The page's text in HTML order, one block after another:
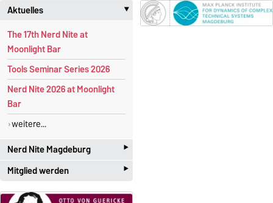
Aktuelles ‣
The 17th Nerd Nite at
Moonlight Bar
Tools Seminar Series 2026
Nerd Nite 2026 at Moonlight
Bar
weitere...
Nerd Nite Magdeburg
‣
It's like the Discovery Channel -
withbeer!
Mitglied werden ‣
Studenten und Akademiker